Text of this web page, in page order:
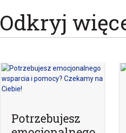
Odkryj
Potrzebujesz